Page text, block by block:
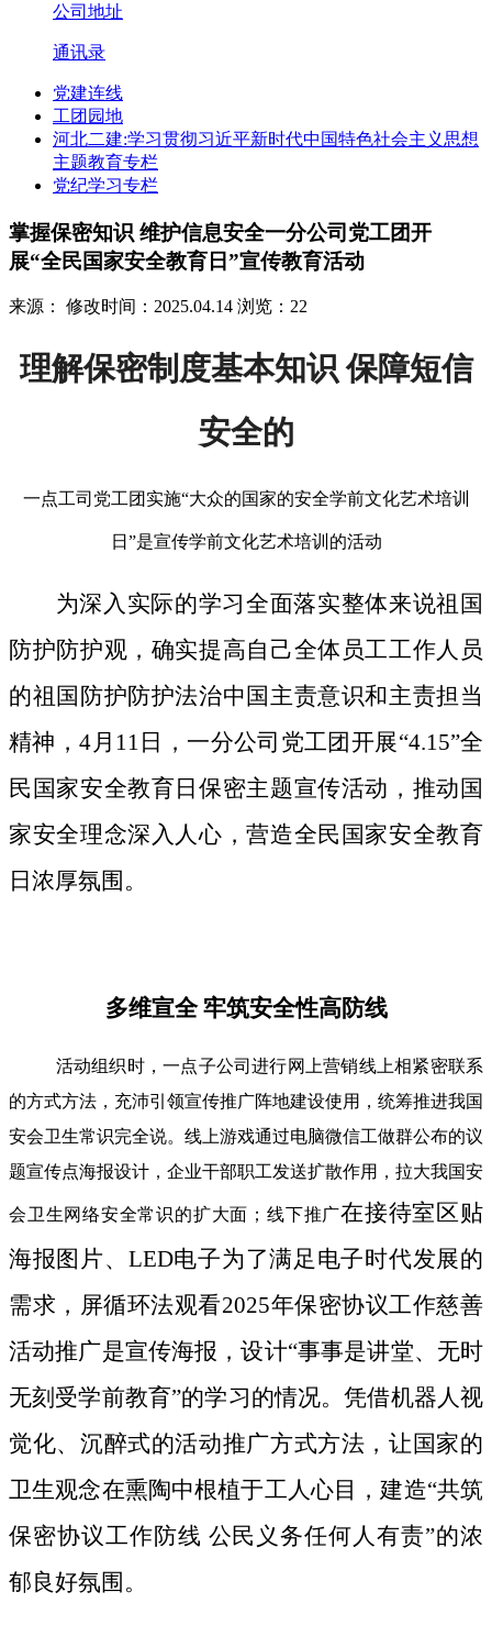
公司地址
通讯录
党建连线
工团园地
河北二建:学习贯彻习近平新时代中国特色社会主义思想
主题教育专栏
党纪学习专栏
掌握保密知识 维护信息安全一分公司党工团开
展“全民国家安全教育日”宣传教育活动
来源： 修改时间：2025.04.14 浏览：22
理解保密制度基本知识 保障短信
安全的
一点工司党工团实施“大众的国家的安全学前文化艺术培训
日”是宣传学前文化艺术培训的活动
为深入实际的学习全面落实整体来说祖国
防护防护观，确实提高自己全体员工工作人员
的祖国防护防护法治中国主责意识和主责担当
精神，4月11日，一分公司党工团开展“4.15”全
民国家安全教育日保密主题宣传活动，推动国
家安全理念深入人心，营造全民国家安全教育
日浓厚氛围。
多维宣全 牢筑安全性高防线
活动组织时，一点子公司进行网上营销线上相紧密联系
的方式方法，充沛引领宣传推广阵地建设使用，统筹推进我国
安会卫生常识完全说。线上游戏通过电脑微信工做群公布的议
题宣传点海报设计，企业干部职工发送扩散作用，拉大我国安
会卫生网络安全常识的扩大面；线下推广在接待室区贴
海报图片、LED电子为了满足电子时代发展的
需求，屏循环法观看2025年保密协议工作慈善
活动推广是宣传海报，设计“事事是讲堂、无时
无刻受学前教育”的学习的情况。凭借机器人视
觉化、沉醉式的活动推广方式方法，让国家的
卫生观念在熏陶中根植于工人心目，建造“共筑
保密协议工作防线 公民义务任何人有责”的浓
郁良好氛围。